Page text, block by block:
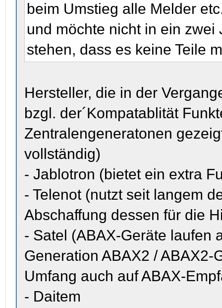
beim Umstieg alle Melder
und möchte nicht in ein
stehen, dass es keine Teile
Hersteller, die in der
bzgl. der´Kompatablität
Zentralengeneratonen
vollständig)
- Jablotron (bietet ein extra
- Telenot (nutzt seit langem
Abschaffung dessen für die
- Satel (ABAX-Geräte laufen
Generation ABAX2 /
Umfang auch auf ABAX-
- Daitem